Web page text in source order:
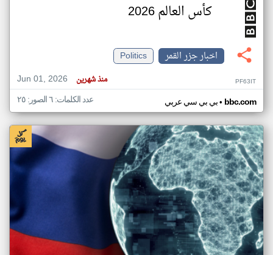
كأس العالم 2026
اخبار جزر القمر
Politics
Jun 01, 2026
منذ شهرين PF63IT
بي بي سي عربي• bbc.com عدد الكلمات: ٦ الصور: ٢٥